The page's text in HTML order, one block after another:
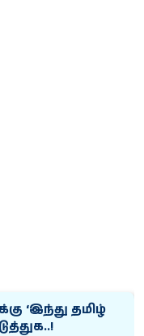
‘இந்து தமிழ்